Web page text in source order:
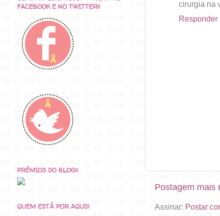
cirurgia na
Responder
Postagem mais
Assinar: Postar
FACEBOOK E NO TWITTER!!
PRÊMIOS DO BLOG!!
QUEM ESTÁ POR AQUI!!